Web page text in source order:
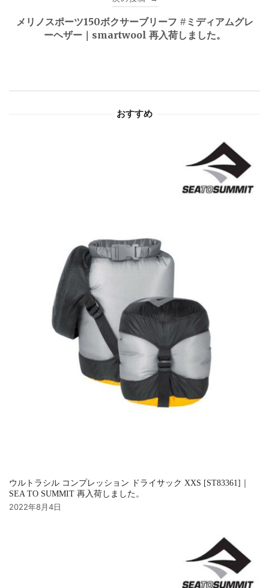
ゲ
メリノスポーツ150ボクサーブリーフ #ミディアムグレ
ーヘザー｜smartwool 再入荷しました。
おすすめ
ウルトラシル コンプレッション ドライサック XXS [ST83361]｜
SEA TO SUMMIT 再入荷しました。
2022年8月4日